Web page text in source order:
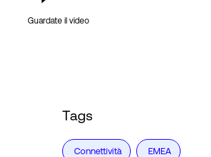
Guardate il video
Tags
Connettività EMEA